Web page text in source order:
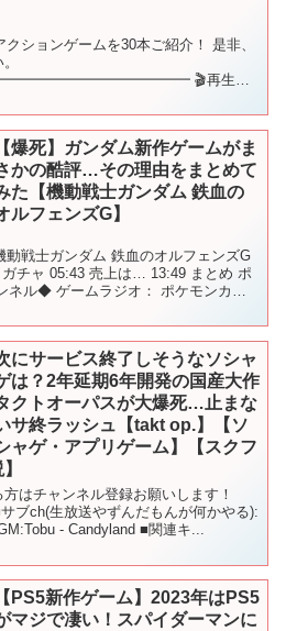
ションゲームを30本ご紹介！ 是非、
🎬再生リ
【爆死】ガンダム新作ゲームがま
かの酷評…その理由をまとめて
た【機動戦士ガンダム 鉄血の
ルフェンズG】
動戦士ガンダム 鉄血のオルフェンズG
チャ 05:43 売上は… 13:49 まとめ ポ
ル◆ ゲームラジオ： ポケモンカー
にサービス終了しそうなソシャ
は？2年延期6年開発の国産大作
クトオーパスが大爆死…止まな
サ終ラッシュ【takt op.】【ソ
ャゲ・アプリゲーム】【スクフ
はチャンネル登録お願いします！
ブch(生放送やずんだもんが何かやる):
- Candyland ■関連キ...
【PS5新作ゲーム】2023年はPS5
マジで凄い！スパイダーマンに